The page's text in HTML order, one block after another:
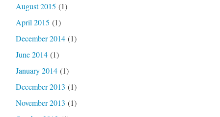
August 2015 (1)
April 2015 (1)
December 2014(1)
June 2014(1)
January 2014(1)
December 2013 (1)
November 2013 (1)